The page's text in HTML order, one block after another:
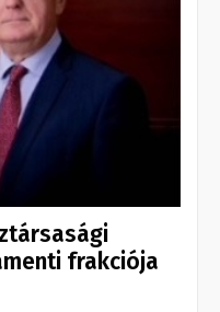
frakciója